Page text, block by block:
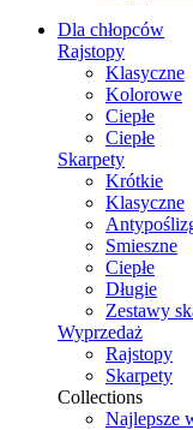
Dla chłopców
Rajstopy
Klasyczne
Kolorowe
Ciepłe
Ciepłe
Skarpety
Krótkie
Klasyczne
Smieszne
Ciepłe
Długie
Zestawy
Wyprzedaż
Rajstopy
Skarpety
Collections
Najlepsze